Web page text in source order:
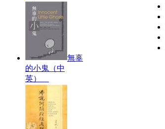
無辜
的小鬼（中
英）